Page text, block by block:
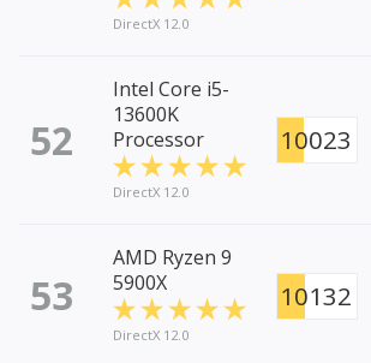
DirectX 12.0
52
Intel Core i5-
13600K
Processor
DirectX 12.0
10023
53
AMD Ryzen 9
5900X
DirectX 12.0
10132